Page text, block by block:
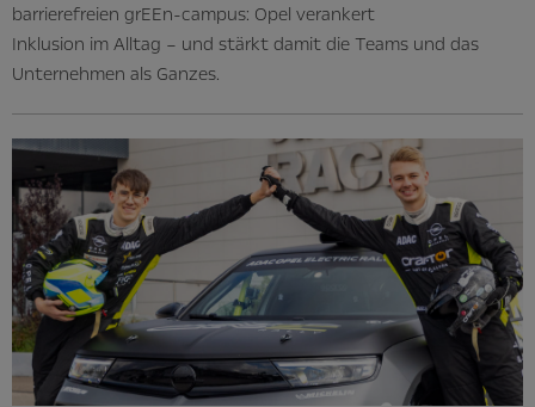
barrierefreien grEEn-campus: Opel verankert
Inklusion im Alltag – und stärkt damit die Teams und das
Unternehmen als Ganzes.